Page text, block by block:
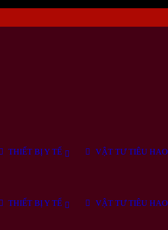
THIẾT BỊ Y TẾ VẬT TƯ TIÊU HAO
THIẾT BỊ Y TẾ VẬT TƯ TIÊU HAO